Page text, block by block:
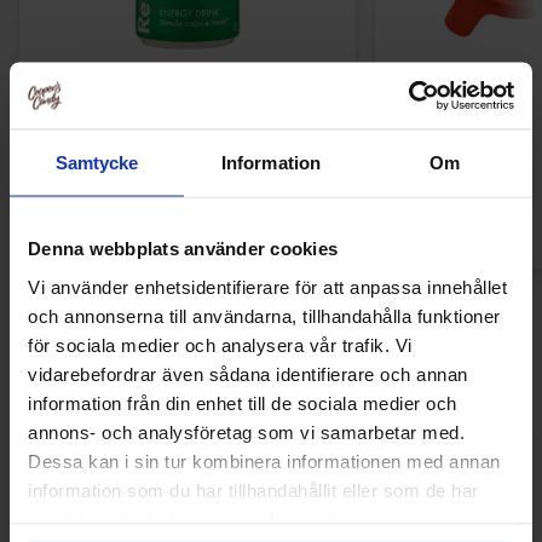
Samtycke Information Om
Denna webbplats använder cookies
Vi använder enhetsidentifierare för att anpassa innehållet
och annonserna till användarna, tillhandahålla funktioner
för sociala medier och analysera vår trafik. Vi
vidarebefordrar även sådana identifierare och annan
information från din enhet till de sociala medier och
annons- och analysföretag som vi samarbetar med.
Dessa kan i sin tur kombinera informationen med annan
information som du har tillhandahållit eller som de har
Kinder Joy
Nye produkter
Ny! Ny!